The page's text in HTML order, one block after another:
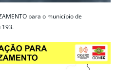
para o município de
193.